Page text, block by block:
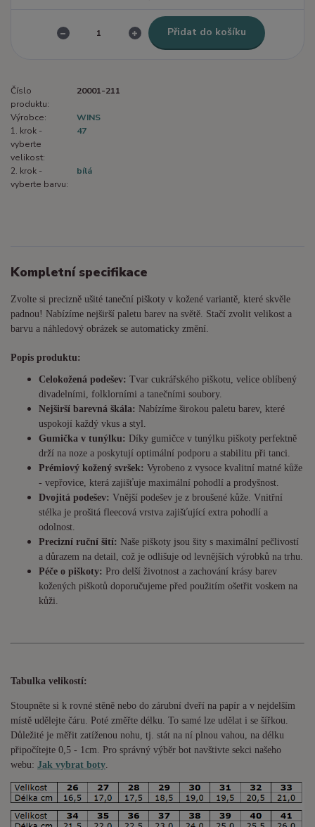
Přidat do košíku
Číslo
produktu:
20001-211
Výrobce:
WINS
1. krok -
vyberte
velikost:
47
2. krok -
vyberte barvu:
bílá
Kompletní specifikace
Zvolte si precizně ušité taneční piškoty v kožené variantě, které skvěle
padnou! Nabízíme nejširší paletu barev na světě. Stačí zvolit velikost a
barvu a náhledový obrázek se automaticky změní.
Popis produktu:
Celokožená podešev: Tvar cukrářského piškotu, velice oblíbený
divadelními, folklorními a tanečními soubory.
Nejširší barevná škála: Nabízíme širokou paletu barev, které
uspokojí každý vkus a styl.
Gumička v tunýlku: Díky gumičce v tunýlku piškoty perfektně
drží na noze a poskytují optimální podporu a stabilitu při tanci.
Prémiový kožený svršek: Vyrobeno z vysoce kvalitní matné kůže
- vepřovice, která zajišťuje maximální pohodlí a prodyšnost.
Dvojitá podešev: Vnější podešev je z broušené kůže. Vnitřní
stélka je prošitá fleecová vrstva zajišťující extra pohodlí a
odolnost.
Precizní ruční šití: Naše piškoty jsou šity s maximální pečlivostí
a důrazem na detail, což je odlišuje od levnějších výrobků na trhu.
Péče o piškoty: Pro delší životnost a zachování krásy barev
kožených piškotů doporučujeme před použitím ošetřit voskem na
kůži.
Tabulka velikostí:
Stoupněte si k rovné stěně nebo do zárubní dveří na papír a v nejdelším
místě udělejte čáru. Poté změřte délku. To samé lze udělat i se šířkou.
Důležité je měřit zatíženou nohu, tj. stát na ní plnou vahou, na délku
připočítejte 0,5 - 1cm . Pro správný výběr bot navštivte sekci našeho
webu: Jak vybrat boty